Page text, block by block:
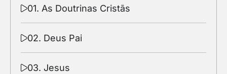
01. As Doutrinas Cristãs
02. Deus Pai
03. Jesus